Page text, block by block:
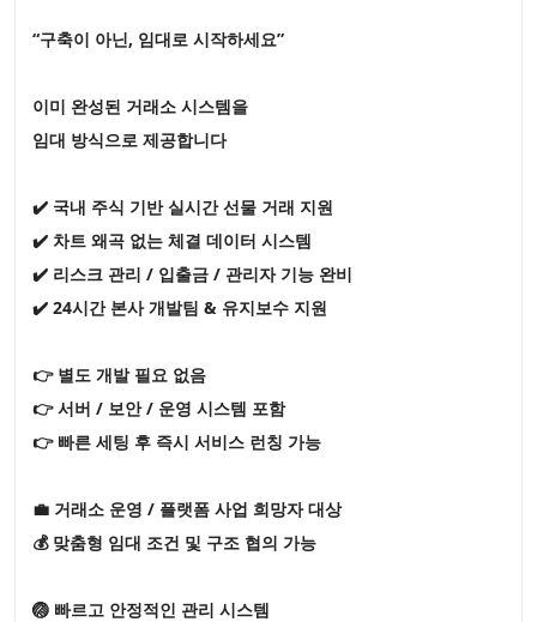
“구축이 아닌, 임대로 시작하세요”
이미 완성된 거래소 시스템을
임대 방식으로 제공합니다
✔️ 국내 주식 기반 실시간 선물 거래 지원
✔️ 차트 왜곡 없는 체결 데이터 시스템
✔️ 리스크 관리 / 입출금 / 관리자 기능 완비
✔️ 24시간 본사 개발팀 & 유지보수 지원
👉 별도 개발 필요 없음
👉 서버 / 보안 / 운영 시스템 포함
👉 빠른 세팅 후 즉시 서비스 런칭 가능
💼 거래소 운영 / 플랫폼 사업 희망자 대상
💰 맞춤형 임대 조건 및 구조 협의 가능
🏐 빠르고 안정적인 관리 시스템